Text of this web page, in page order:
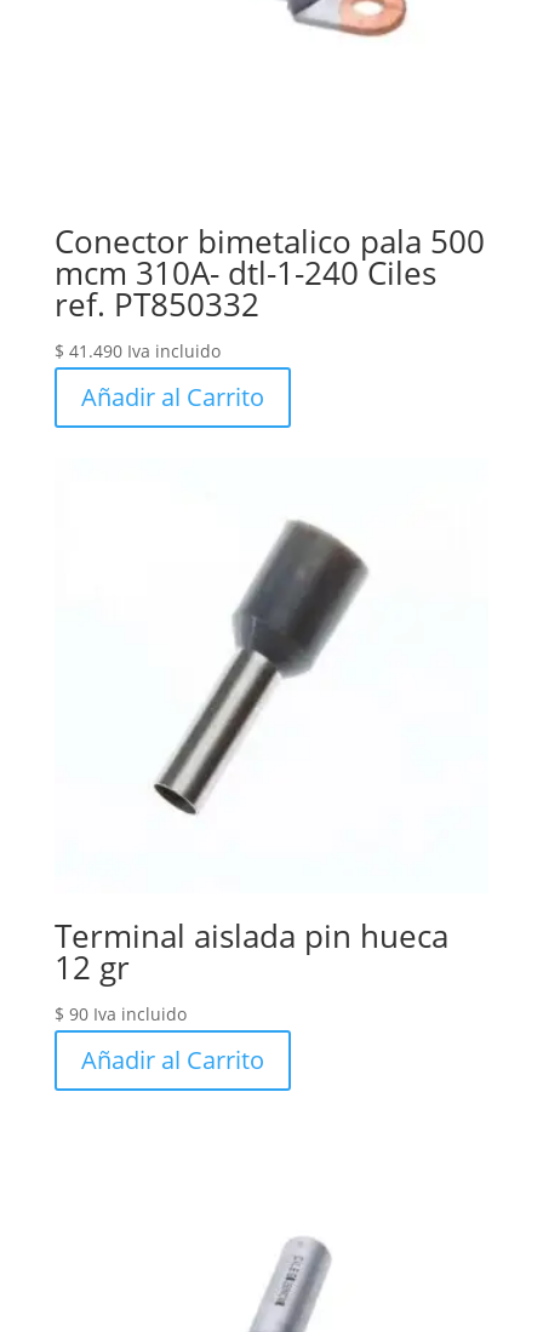
Conector bimetalico pala 500
mcm 310A- dtl-1-240 Ciles
ref. PT850332
$ 41.490 Iva incluido
Añadir al Carrito
Terminal aislada pin hueca
12 gr
$ 90 Iva incluido
Añadir al Carrito